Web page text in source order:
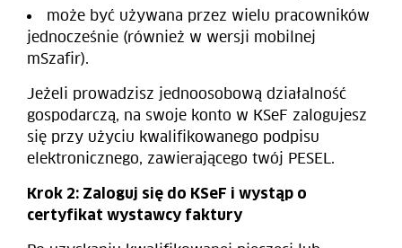
może być używana przez wielu pracowników
jednocześnie (również w wersji mobilnej
mSzafir).
Jeżeli prowadzisz jednoosobową działalność
gospodarczą, na swoje konto w KSeF zalogujesz
się przy użyciu kwalifikowanego podpisu
elektronicznego, zawierającego twój PESEL.
Krok 2: Zaloguj się do KSeF i wystąp o
certyfikat wystawcy faktury